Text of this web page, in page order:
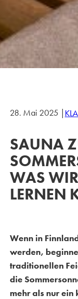
28. Mai 2025 |
SAUNA
WAS
LERNEN
Wenn in
werden,
traditionellen
die
mehr als nur ein